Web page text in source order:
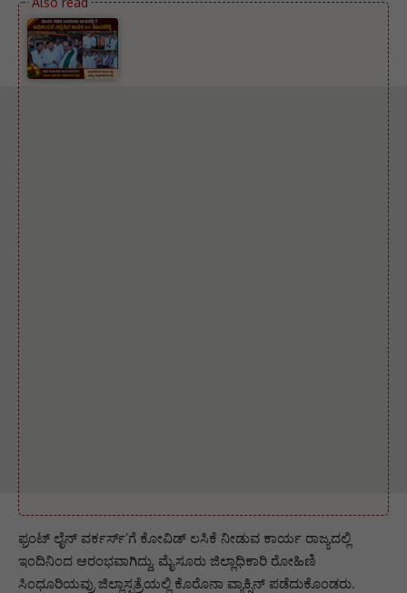
ಫ್ರಂಟ್ ಲೈನ್ ವರ್ಕರ್ಸ್ʼಗೆ ಕೋವಿಡ್‌ ಲಸಿಕೆ ನೀಡುವ ಕಾರ್ಯ ರಾಜ್ಯದಲ್ಲಿ
ಇಂದಿನಿಂದ ಆರಂಭವಾಗಿದ್ದು, ಮೈಸೂರು ಜಿಲ್ಲಾಧಿಕಾರಿ ರೋಹಿಣಿ
ಸಿಂಧೂರಿಯವ್ರು ಜಿಲ್ಲಾಸ್ಪತ್ರೆಯಲ್ಲಿ ಕೊರೊನಾ ವ್ಯಾಕ್ಸಿನ್ ಪಡೆದುಕೊಂಡರು.